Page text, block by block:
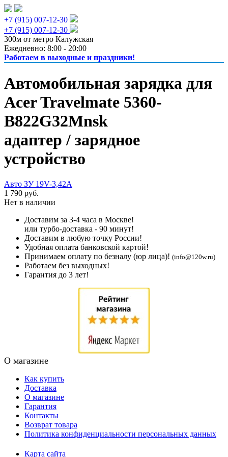
+7 (915) 007-12-30
+7 (915) 007-12-30
300м от метро Калужская
Ежедневно: 8:00 - 20:00
Работаем в выходные и праздники!
Автомобильная зарядка для
Acer Travelmate 5360-
B822G32Mnsk
адаптер / зарядное
устройство
Авто ЗУ 19V-3,42A
1 790 руб.
Нет в наличии
Доставим за 3-4 часа в Москве!
или турбо-доставка - 90 минут!
Доставим в любую точку России!
Удобная оплата банковской картой!
Принимаем оплату по безналу (юр лица)! (info@120w.ru)
Работаем без выходных!
Гарантия до 3 лет!
О магазине
Как купить
Доставка
О магазине
Гарантия
Контакты
Возврат товара
Политика конфиденциальности персональных данных
Карта сайта